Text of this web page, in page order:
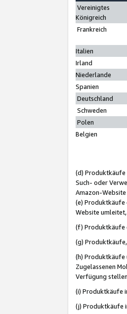
Vereinigtes
Königreich
Frankreich
Italien
Irland
Niederlande
Spanien
Deutschland
Schweden
Polen
Belgien
(d) Produktkäufe
Such- oder
Amazon-
(e) Produktkäufe
Website
(f) Produktkäufe
(g)
(h) Produktkäufe
Zugelassenen
Verfügung
(i) Produktkäufe
(j) Produktkäufe